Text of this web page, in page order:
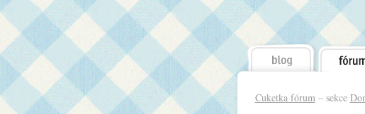
Cuketka fórum– sekce